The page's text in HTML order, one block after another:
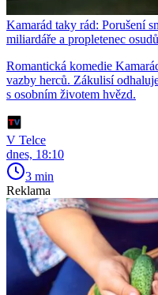
Kamarád taky rád: Porušení
miliardáře a propletenec
Romantická komedie
vazby herců. Zákulisí
s osobním životem hvězd.
V Telce
dnes, 18:10
3 min
Reklama